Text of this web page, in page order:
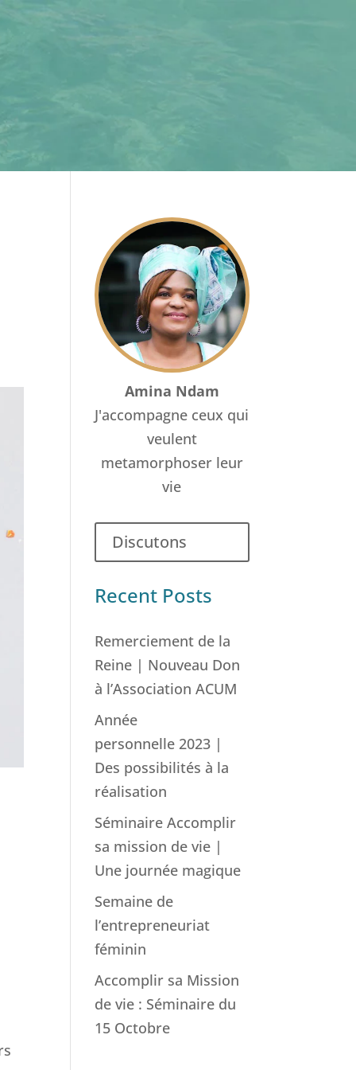
Amina Ndam
J'accompagne ceux qui
veulent
metamorphoser leur
vie
Discutons
Recent Posts
Remerciement de la
Reine | Nouveau Don
à l’Association ACUM
Année
personnelle 2023 |
Des possibilités à la
réalisation
Séminaire Accomplir
sa mission de vie |
Une journée magique
Semaine de
l’entrepreneuriat
féminin
Accomplir sa Mission
de vie : Séminaire du
15 Octobre